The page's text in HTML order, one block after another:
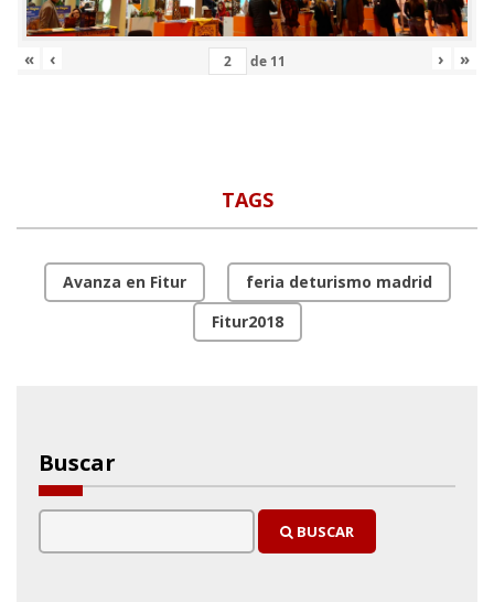
« ‹ de 11 › »
TAGS
Avanza en Fitur
feria deturismo madrid
Fitur2018
Buscar
BUSCAR